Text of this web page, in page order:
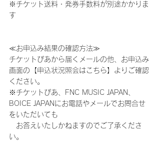
※チケット送料・発券手数料が別途かかりま
す
≪お申込み結果の確認方法≫
チケットぴあから届くメールの他、お申込み
画面の【申込状況照会はこちら】よりご確認
ください。
※チケットぴあ、FNC MUSIC JAPAN、
BOICE JAPANにお電話やメールでお問合せ
をいただいても
お答えいたしかねますのでご了承くださ
い。